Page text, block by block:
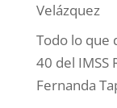
Velázquez
Todo lo que
40 del IMSS
Fernanda